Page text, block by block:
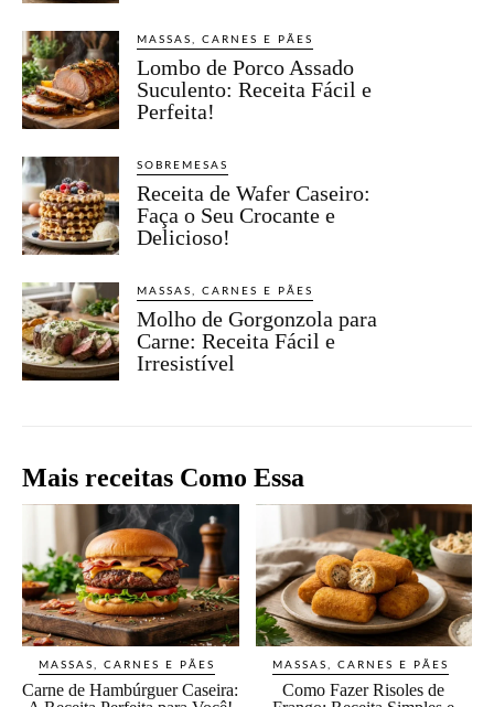
MASSAS, CARNES E PÃES
Lombo de Porco Assado
Suculento: Receita Fácil e
Perfeita!
SOBREMESAS
Receita de Wafer Caseiro:
Faça o Seu Crocante e
Delicioso!
MASSAS, CARNES E PÃES
Molho de Gorgonzola para
Carne: Receita Fácil e
Irresistível
Mais receitas Como Essa
MASSAS, CARNES E PÃES
Carne de Hambúrguer Caseira:
MASSAS, CARNES E PÃES
Como Fazer Risoles de